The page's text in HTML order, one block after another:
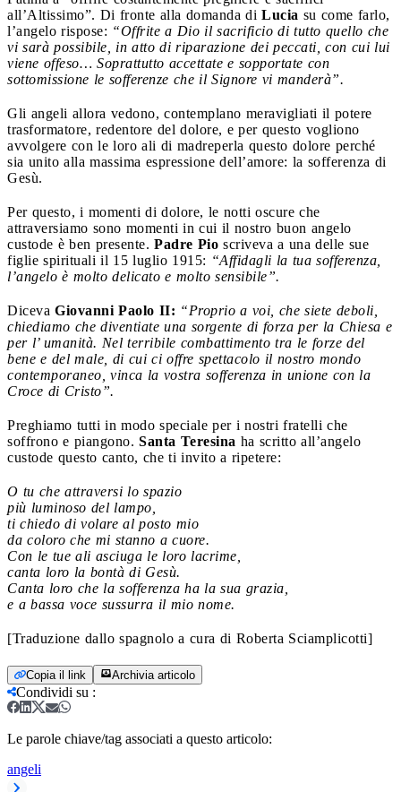
all’Altissimo”. Di fronte alla domanda di Lucia su come farlo,
l’angelo rispose: “Offrite a Dio il sacrificio di tutto quello che
vi sarà possibile, in atto di riparazione dei peccati, con cui lui
viene offeso… Soprattutto accettate e sopportate con
sottomissione le sofferenze che il Signore vi manderà”.
Gli angeli allora vedono, contemplano meravigliati il potere
trasformatore, redentore del dolore, e per questo vogliono
avvolgere con le loro ali di madreperla questo dolore perché
sia unito alla massima espressione dell’amore: la sofferenza di
Gesù.
Per questo, i momenti di dolore, le notti oscure che
attraversiamo sono momenti in cui il nostro buon angelo
custode è ben presente. Padre Pio scriveva a una delle sue
figlie spirituali il 15 luglio 1915: “Affidagli la tua sofferenza,
l’angelo è molto delicato e molto sensibile”.
Diceva Giovanni Paolo II: “Proprio a voi, che siete deboli,
chiediamo che diventiate una sorgente di forza per la Chiesa e
per l’ umanità. Nel terribile combattimento tra le forze del
bene e del male, di cui ci offre spettacolo il nostro mondo
contemporaneo, vinca la vostra sofferenza in unione con la
Croce di Cristo”.
Preghiamo tutti in modo speciale per i nostri fratelli che
soffrono e piangono. Santa Teresina ha scritto all’angelo
custode questo canto, che ti invito a ripetere:
O tu che attraversi lo spazio
più luminoso del lampo,
ti chiedo di volare al posto mio
da coloro che mi stanno a cuore.
Con le tue ali asciuga le loro lacrime,
canta loro la bontà di Gesù.
Canta loro che la sofferenza ha la sua grazia,
e a bassa voce sussurra il mio nome.
[Traduzione dallo spagnolo a cura di Roberta Sciamplicotti]
Copia il link Archivia articolo
Condividi su :
Le parole chiave/tag associati a questo articolo:
angeli